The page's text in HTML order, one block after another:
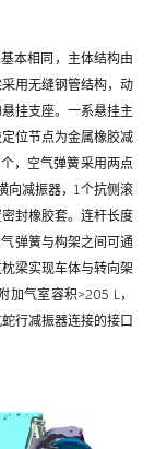
本相同，主体结构由
用无缝钢管结构，动
挂支座。一系悬挂主
位节点为金属橡胶减
，空气弹簧采用两点
向减振器，1个抗侧滚
封橡胶套。连杆长度
弹簧与构架之间可通
梁实现车体与转向架
加气室容积>205 L，
行减振器连接的接口